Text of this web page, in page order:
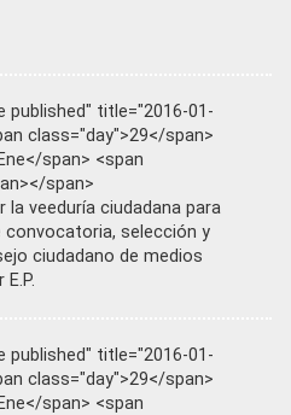
published" title="2016-01-
class="day">29</span>
span> <span
span>
veeduría ciudadana para
selección y
ciudadano de medios
published" title="2016-01-
class="day">29</span>
span> <span